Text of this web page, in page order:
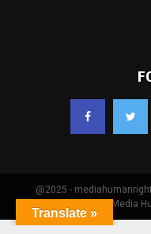
@2025 -
Developed by Media
Translate »